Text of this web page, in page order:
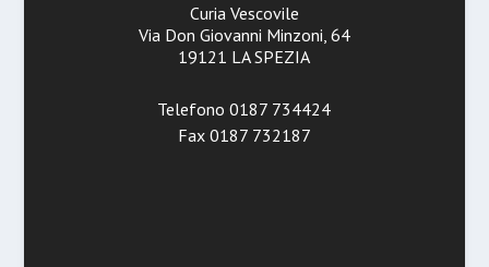
Curia Vescovile
Via Don Giovanni Minzoni, 64
19121 LA SPEZIA
Telefono 0187 734424
Fax 0187 732187